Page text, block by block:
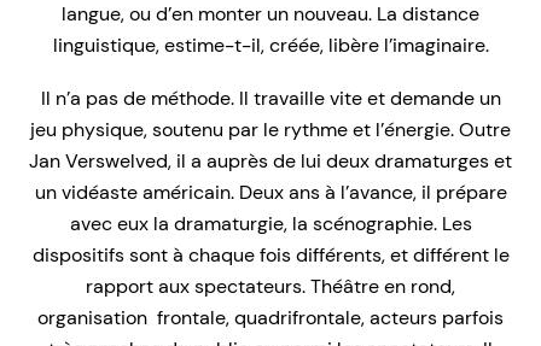
langue, ou d’en monter un nouveau. La distance
linguistique, estime-t-il, créée, libère l’imaginaire.
Il n’a pas de méthode. Il travaille vite et demande un
jeu physique, soutenu par le rythme et l’énergie. Outre
Jan Verswelved, il a auprès de lui deux dramaturges et
un vidéaste américain. Deux ans à l’avance, il prépare
avec eux la dramaturgie, la scénographie. Les
dispositifs sont à chaque fois différents, et différent le
rapport aux spectateurs. Théâtre en rond,
organisation frontale, quadrifrontale, acteurs parfois